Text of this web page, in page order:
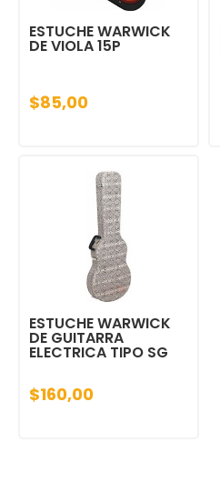
ESTUCHE WARWICK
DE VIOLA 15P
$85,00
ESTUCHE WARWICK
DE GUITARRA
ELECTRICA TIPO SG
$160,00